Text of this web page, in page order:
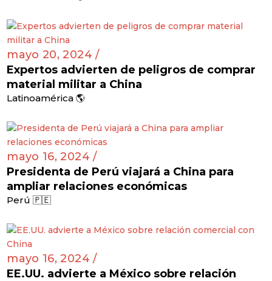
mayo 20, 2024 /
Expertos advierten de peligros de comprar
material militar a China
Latinoamérica 🌎
mayo 16, 2024 /
Presidenta de Perú viajará a China para
ampliar relaciones económicas
Perú 🇵🇪
mayo 16, 2024 /
EE.UU. advierte a México sobre relación